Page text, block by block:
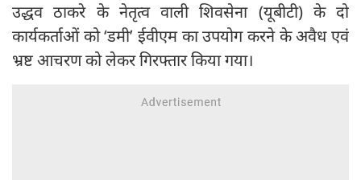
उद्धव ठाकरे के नेतृत्व वाली शिवसेना (यूबीटी) के दो
कार्यकर्ताओं को ‘डमी’ ईवीएम का उपयोग करने के अवैध एवं
भ्रष्ट आचरण को लेकर गिरफ्तार किया गया।